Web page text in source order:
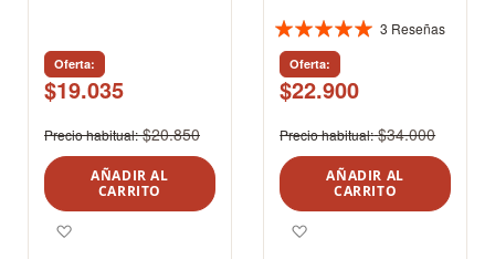
Oferta
$19.035
Precio habitual $20.850
AÑADIR AL
CARRITO
Valoración:
98%
3 Reseñas
Oferta
$22.900
Precio habitual $34.000
AÑADIR AL
CARRITO